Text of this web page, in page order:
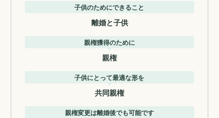
子供のためにできること
離婚と子供
親権獲得のために
親権
子供にとって最適な形を
共同親権
親権変更は離婚後でも可能です